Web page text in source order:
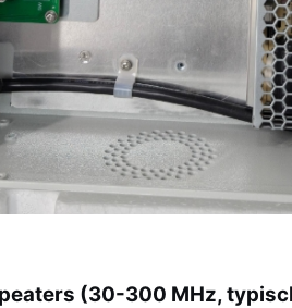
(30-300 MHz,